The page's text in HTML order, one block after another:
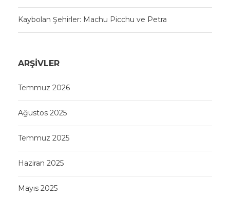
Kaybolan Şehirler: Machu Picchu ve Petra
ARŞIVLER
Temmuz 2026
Ağustos 2025
Temmuz 2025
Haziran 2025
Mayıs 2025